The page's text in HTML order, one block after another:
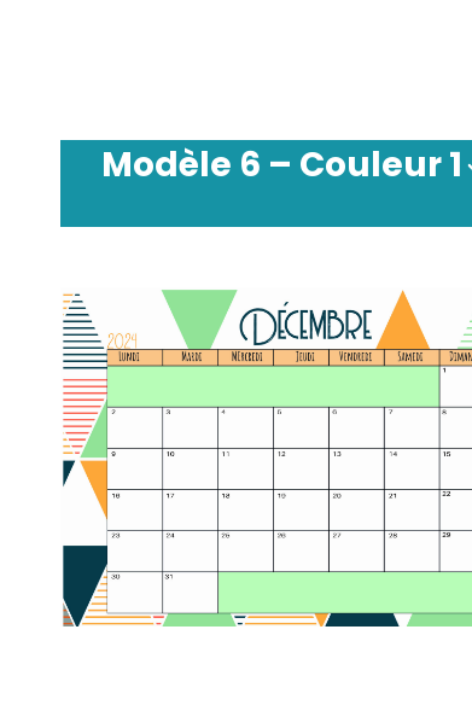
Modèle 6 – Couleur1